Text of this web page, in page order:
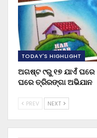
TODAY'S HIGHLIGHT
ଅଗଷ୍ଟ ୯ରୁ ୧୭ ଯାଏଁ ଘରେ
ଘରେ ତ୍ରିରଙ୍ଗା ଅଭିଯାନ
PREV NEXT